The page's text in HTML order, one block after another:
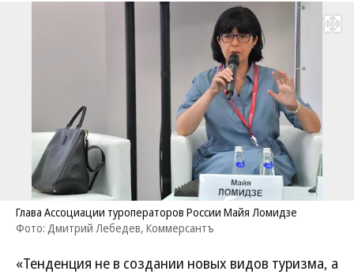
Развернуть
Глава Ассоциации туроператоров России Майя Ломидзе
Фото: Дмитрий Лебедев, Коммерсантъ
«Тенденция не в создании новых видов туризма, а